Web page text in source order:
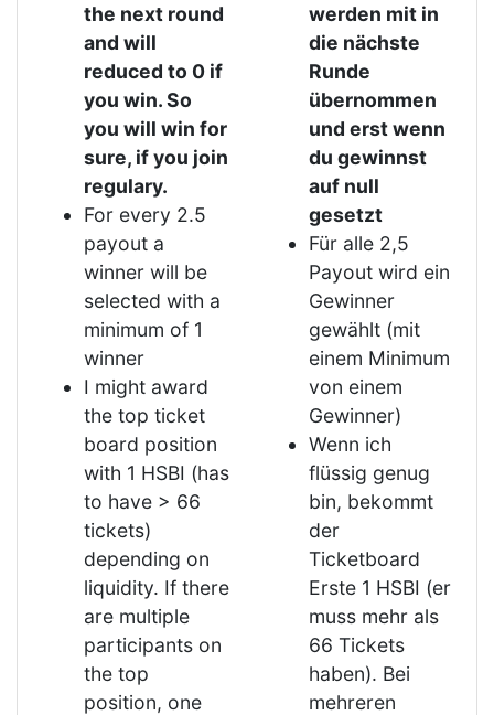
the next round
and will
reduced to 0 if
you win. So
you will win for
sure, if you join
regulary.
For every 2.5
payout a
winner will be
selected with a
minimum of 1
winner
I might award
the top ticket
board position
with 1 HSBI (has
to have > 66
tickets)
depending on
liquidity. If there
are multiple
participants on
the top
position, one
werden mit in
die nächste
Runde
übernommen
und erst wenn
du gewinnst
auf null
gesetzt
Für alle 2,5
Payout wird ein
Gewinner
gewählt (mit
einem Minimum
von einem
Gewinner)
Wenn ich
flüssig genug
bin, bekommt
der
Ticketboard
Erste 1 HSBI (er
muss mehr als
66 Tickets
haben). Bei
mehreren